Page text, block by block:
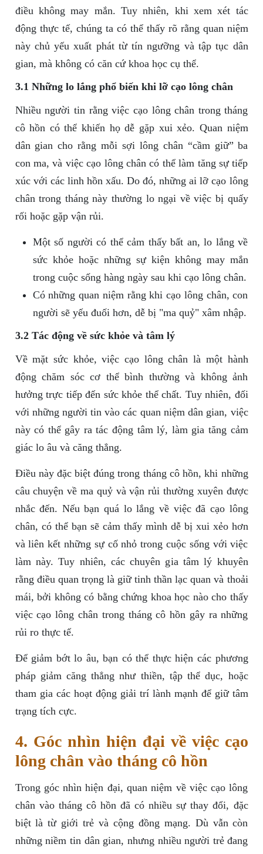
điều không may mắn. Tuy nhiên, khi xem xét tác
động thực tế, chúng ta có thể thấy rõ rằng quan niệm
này chủ yếu xuất phát từ tín ngưỡng và tập tục dân
gian, mà không có căn cứ khoa học cụ thể.
3.1 Những lo lắng phổ biến khi lỡ cạo lông chân
Nhiều người tin rằng việc cạo lông chân trong tháng
cô hồn có thể khiến họ dễ gặp xui xẻo. Quan niệm
dân gian cho rằng mỗi sợi lông chân “cầm giữ” ba
con ma, và việc cạo lông chân có thể làm tăng sự tiếp
xúc với các linh hồn xấu. Do đó, những ai lỡ cạo lông
chân trong tháng này thường lo ngại về việc bị quấy
rối hoặc gặp vận rủi.
Một số người có thể cảm thấy bất an, lo lắng về
sức khỏe hoặc những sự kiện không may mắn
trong cuộc sống hàng ngày sau khi cạo lông chân.
Có những quan niệm rằng khi cạo lông chân, con
người sẽ yếu đuối hơn, dễ bị "ma quỷ" xâm nhập.
3.2 Tác động về sức khỏe và tâm lý
Về mặt sức khỏe, việc cạo lông chân là một hành
động chăm sóc cơ thể bình thường và không ảnh
hưởng trực tiếp đến sức khỏe thể chất. Tuy nhiên, đối
với những người tin vào các quan niệm dân gian, việc
này có thể gây ra tác động tâm lý, làm gia tăng cảm
giác lo âu và căng thẳng.
Điều này đặc biệt đúng trong tháng cô hồn, khi những
câu chuyện về ma quỷ và vận rủi thường xuyên được
nhắc đến. Nếu bạn quá lo lắng về việc đã cạo lông
chân, có thể bạn sẽ cảm thấy mình dễ bị xui xẻo hơn
và liên kết những sự cố nhỏ trong cuộc sống với việc
làm này. Tuy nhiên, các chuyên gia tâm lý khuyên
rằng điều quan trọng là giữ tinh thần lạc quan và thoải
mái, bởi không có bằng chứng khoa học nào cho thấy
việc cạo lông chân trong tháng cô hồn gây ra những
rủi ro thực tế.
Để giảm bớt lo âu, bạn có thể thực hiện các phương
pháp giảm căng thẳng như thiền, tập thể dục, hoặc
tham gia các hoạt động giải trí lành mạnh để giữ tâm
trạng tích cực.
4. Góc nhìn hiện đại về việc cạo
lông chân vào tháng cô hồn
Trong góc nhìn hiện đại, quan niệm về việc cạo lông
chân vào tháng cô hồn đã có nhiều sự thay đổi, đặc
biệt là từ giới trẻ và cộng đồng mạng. Dù vẫn còn
những niềm tin dân gian, nhưng nhiều người trẻ đang